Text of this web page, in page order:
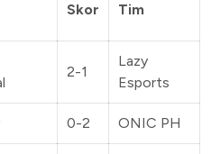
Skor Tim
2-1
Lazy
Esports
0-2 ONIC PH